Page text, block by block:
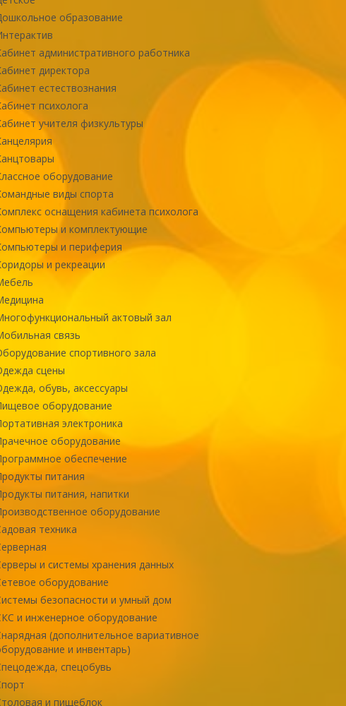
образование
административного работника
директора
естествознания
психолога
учителя физкультуры
оборудование
виды спорта
оснащения кабинета психолога
и комплектующие
и периферия
и рекреации
актовый зал
связь
спортивного зала
сцены
обувь, аксессуары
оборудование
электроника
оборудование
обеспечение
питания
питания, напитки
оборудование
техника
и системы хранения данных
оборудование
безопасности и умный дом
и инженерное оборудование
(дополнительное вариативное
и инвентарь)
спецобувь
и пищеблок